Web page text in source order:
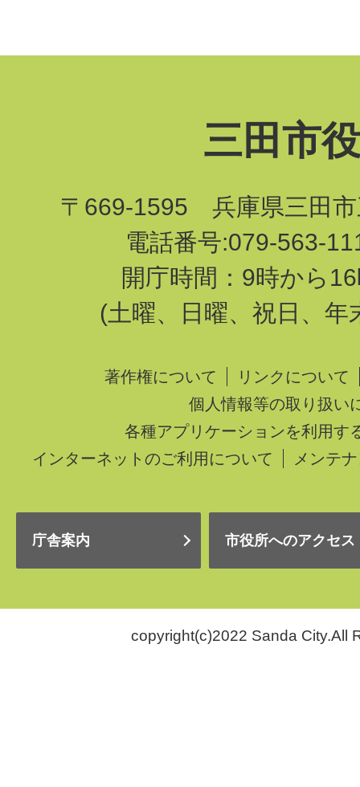
三田市
〒669-1595 兵庫県三田市
電話番号:079-563-
開庁時間：9時から
(土曜、日曜、祝日、年
著作権について
リンクについて
個人情報等の取り扱い
各種アプリケーションを利用す
インターネットのご利用について
メンテ
庁舎案内 市役所へのアクセス
copyright(c)2022 Sanda City.All